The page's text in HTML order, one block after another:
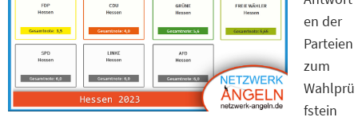
en der
Parteien
zum
Wahlprü
fstein